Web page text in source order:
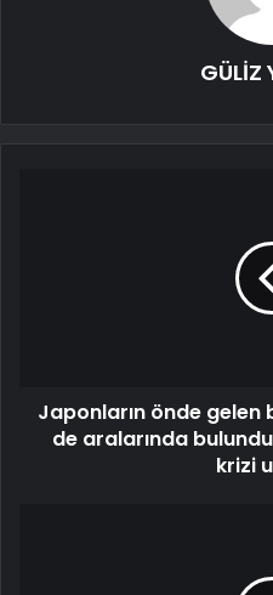
GÜLİZ
Japonların önde gelen
de aralarında
krizi